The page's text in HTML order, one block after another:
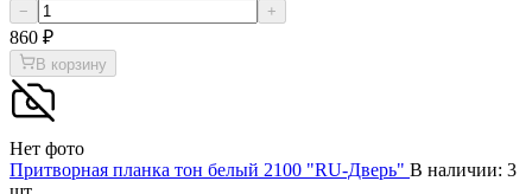
− +
860 ₽
В корзину
Нет фото
Притворная планка тон белый 2100 "RU-Дверь" В наличии: 3